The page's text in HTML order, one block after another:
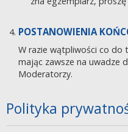
POSTANOWIENIA
W razie wątpliwości co do
mając zawsze na uwadze
Moderatorzy.
Polityka